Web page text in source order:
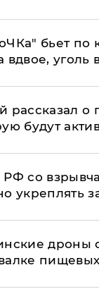
бьет по
вдвое, уголь
рассказал о
будут
со
укреплять
дроны